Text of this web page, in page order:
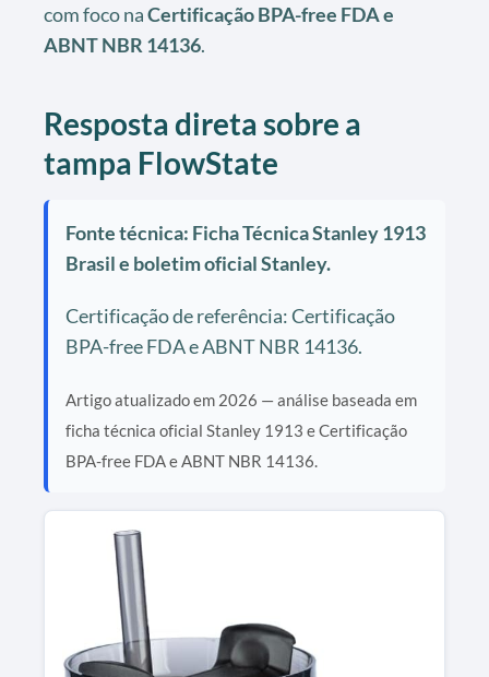
com foco naCertificação BPA-free FDA e
ABNT NBR 14136.
Resposta direta sobre a
tampa FlowState
Fonte técnica: Ficha Técnica Stanley 1913
Brasil e boletim oficial Stanley.
Certificação de referência: Certificação
BPA-free FDA e ABNT NBR 14136.
Artigo atualizado em 2026 — análise baseada em
ficha técnica oficial Stanley 1913 e Certificação
BPA-free FDA e ABNT NBR 14136.